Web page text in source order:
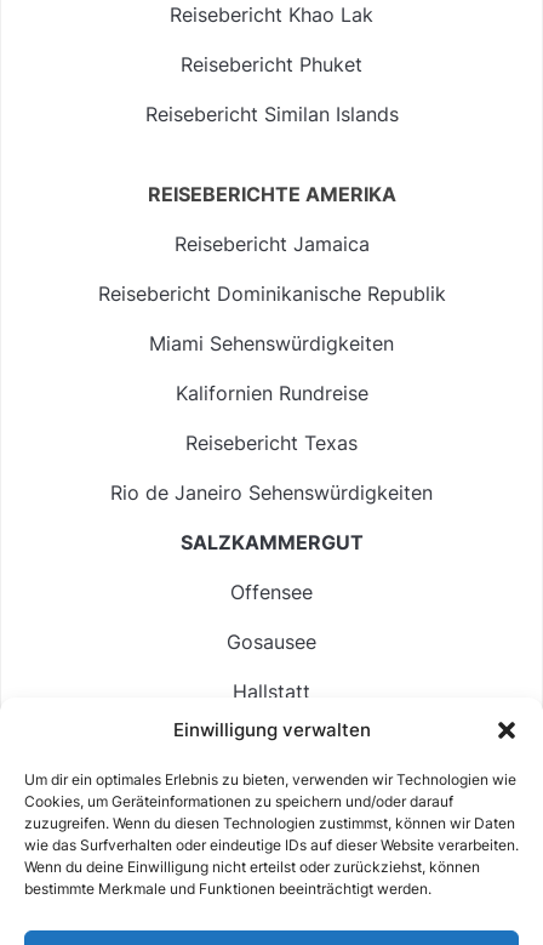
Einwilligung verwalten
Um dir ein optimales Erlebnis zu bieten, verwenden wir Technologien wie
Cookies, um Geräteinformationen zu speichern und/oder darauf
zuzugreifen. Wenn du diesen Technologien zustimmst, können wir Daten
wie das Surfverhalten oder eindeutige IDs auf dieser Website verarbeiten.
Wenn du deine Einwilligung nicht erteilst oder zurückziehst, können
bestimmte Merkmale und Funktionen beeinträchtigt werden.
Reisebericht Khao Lak
Reisebericht Phuket
Reisebericht Similan Islands
REISEBERICHTE AMERIKA
Reisebericht Jamaica
Reisebericht Dominikanische Republik
Miami Sehenswürdigkeiten
Kalifornien Rundreise
Reisebericht Texas
Rio de Janeiro Sehenswürdigkeiten
SALZKAMMERGUT
Offensee
Gosausee
Hallstatt
Langbathsee
Altausseer See
Hintersee